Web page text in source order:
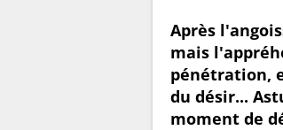
Après
mais
pénétration,
du désir...
moment de